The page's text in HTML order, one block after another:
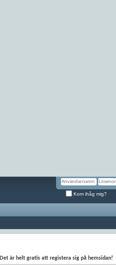
Kom ihåg mig?
Det är helt gratis att registera sig på hemsidan!